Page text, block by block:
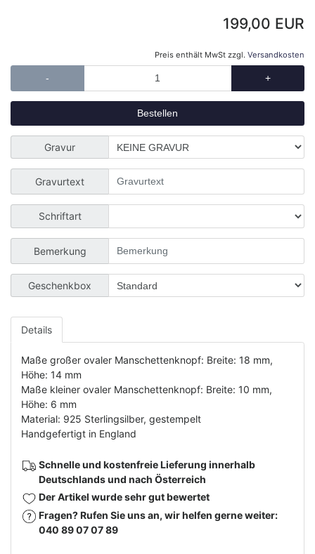
199,00 EUR
Preis enthält MwSt zzgl. Versandkosten
- +
Gravur
Gravurtext
Schriftart
Bemerkung
Geschenkbox
Details
Maße großer ovaler Manschettenknopf: Breite: 18 mm,
Höhe: 14 mm
Maße kleiner ovaler Manschettenknopf: Breite: 10 mm,
Höhe: 6 mm
Material: 925 Sterlingsilber, gestempelt
Handgefertigt in England
Schnelle und kostenfreie Lieferung innerhalb
Deutschlands und nach Österreich
Der Artikel wurde sehr gut bewertet
Fragen? Rufen Sie uns an, wir helfen gerne weiter:
040 89 07 07 89